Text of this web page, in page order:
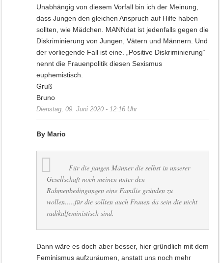
Unabhängig von diesem Vorfall bin ich der Meinung,
dass Jungen den gleichen Anspruch auf Hilfe haben
sollten, wie Mädchen. MANNdat ist jedenfalls gegen die
Diskriminierung von Jungen, Vätern und Männern. Und
der vorliegende Fall ist eine. „Positive Diskriminierung“
nennt die Frauenpolitik diesen Sexismus
euphemistisch.
Gruß
Bruno
Dienstag, 09. Juni 2020 - 12:16 Uhr
By Mario
Für die jungen Männer die selbst in unserer
Gesellschaft noch meinen unter den
Rahmenbedingungen eine Familie gründen zu
wollen…..für die sollten auch Frauen da sein die nicht
radikalfeministisch sind.
Dann wäre es doch aber besser, hier gründlich mit dem
Feminismus aufzuräumen, anstatt uns noch mehr